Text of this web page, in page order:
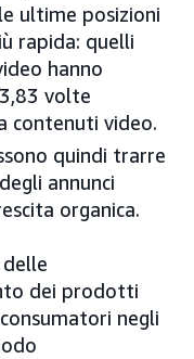
ultime posizioni
rapida: quelli
hanno
volte
contenuti video.
quindi trarre
annunci
organica.
dei prodotti
negli